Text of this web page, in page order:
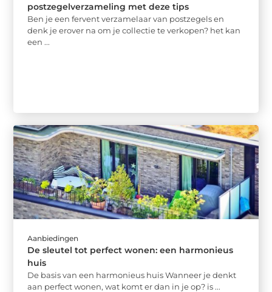
postzegelverzameling met deze tips
Ben je een fervent verzamelaar van postzegels en
denk je erover na om je collectie te verkopen? het kan
een ...
Aanbiedingen
De sleutel tot perfect wonen: een harmonieus
huis
De basis van een harmonieus huis Wanneer je denkt
aan perfect wonen, wat komt er dan in je op? is ...